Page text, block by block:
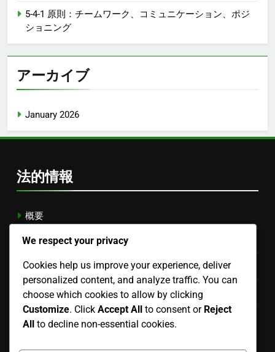
5-4-1 原則：チームワーク、コミュニケーション、ポジ
ショニング
アーカイブ
January 2026
法的情報
概要
クッキーポリシー
サービス利用規約
お問い合わせ
あなたのプライバシー
We respect your privacy
Cookies help us improve your experience, deliver
personalized content, and analyze traffic. You can
choose which cookies to allow by clicking
Customize. Click Accept All to consent or Reject
All to decline non-essential cookies.